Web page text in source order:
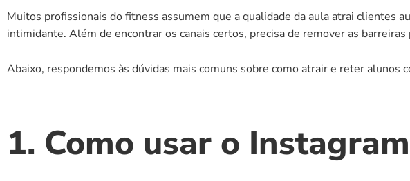
Muitos profissionais do fitness assumem que a qualidade da aula atrai clientes
intimidante. Além de encontrar os canais certos, precisa de remover as barreiras
Abaixo, respondemos às dúvidas mais comuns sobre como atrair e reter alunos
1. Como usar o